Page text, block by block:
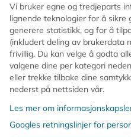
Frankrike – perfekt
Følg meg
Vi bruker egne og tredjeparts
lignende teknologier for å sikre
generere statistikk, og for å
(inkludert deling av brukerdata
frivillig. Du kan velge å godta
valgene dine per kategori
eller trekke tilbake dine
nederst på nettsiden vår.
Les mer om
Googles retningslinjer for